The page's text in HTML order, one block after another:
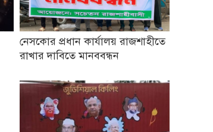
নেসকোর প্রধান কার্যালয় রাজশাহীতে
রাখার দাবিতে মানববন্ধন